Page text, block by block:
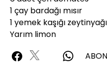
1 çay bardağı mısır
1 yemek kaşığı zeytinyağı
Yarım limon